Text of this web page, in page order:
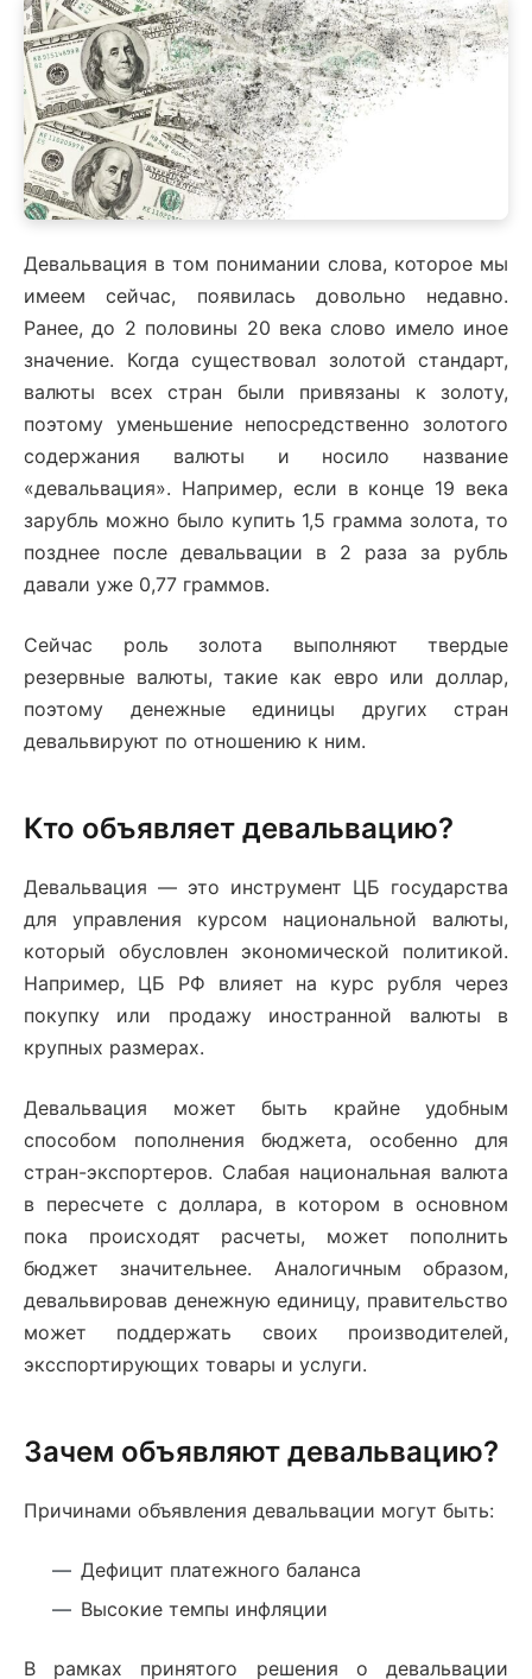
Девальвация в том понимании слова, которое мы
имеем сейчас, появилась довольно недавно.
Ранее, до 2 половины 20 века слово имело иное
значение. Когда существовал золотой стандарт,
валюты всех стран были привязаны к золоту,
поэтому уменьшение непосредственно золотого
содержания валюты и носило название
«девальвация». Например, если в конце 19 века
зарубль можно было купить 1,5 грамма золота, то
позднее после девальвации в 2 раза за рубль
давали уже 0,77 граммов.
Сейчас роль золота выполняют твердые
резервные валюты, такие как евро или доллар,
поэтому денежные единицы других стран
девальвируют по отношению к ним.
Кто объявляет девальвацию?
Девальвация — это инструмент ЦБ государства
для управления курсом национальной валюты,
который обусловлен экономической политикой.
Например, ЦБ РФ влияет на курс рубля через
покупку или продажу иностранной валюты в
крупных размерах.
Девальвация может быть крайне удобным
способом пополнения бюджета, особенно для
стран-экспортеров. Слабая национальная валюта
в пересчете с доллара, в котором в основном
пока происходят расчеты, может пополнить
бюджет значительнее. Аналогичным образом,
девальвировав денежную единицу, правительство
может поддержать своих производителей,
эксспортирующих товары и услуги.
Зачем объявляют девальвацию?
Причинами объявления девальвации могут быть:
Дефицит платежного баланса
Высокие темпы инфляции
В рамках принятого решения о девальвации